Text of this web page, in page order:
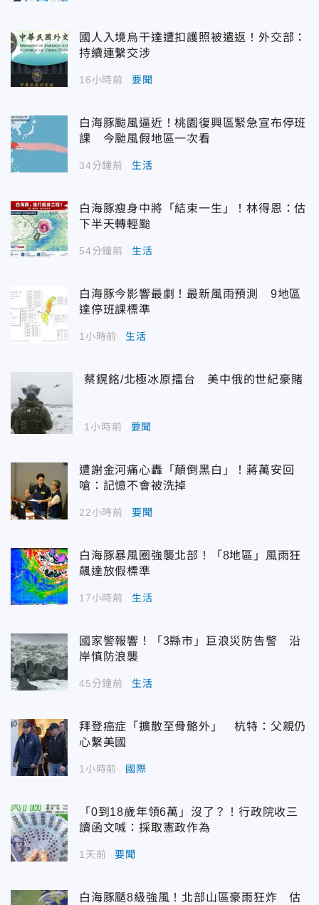
國人入境烏干達遭扣護照被遣返！外交部：
持續連繫交涉
16小時前 要聞
白海豚颱風逼近！桃園復興區緊急宣布停班
課 今颱風假地區一次看
34分鐘前 生活
白海豚瘦身中將「結束一生」！林得恩：估
下半天轉輕颱
54分鐘前 生活
白海豚今影響最劇！最新風雨預測 9地區
達停班課標準
1小時前 生活
蔡鎤銘/北極冰原擂台 美中俄的世紀豪賭
1小時前 要聞
遭謝金河痛心轟「顛倒黑白」！蔣萬安回
嗆：記憶不會被洗掉
22小時前 要聞
白海豚暴風圈強襲北部！「8地區」風雨狂
飆達放假標準
17小時前 生活
國家警報響！「3縣市」巨浪災防告警 沿
岸慎防浪襲
45分鐘前 生活
拜登癌症「擴散至骨骼外」 杭特：父親仍
心繫美國
1小時前 國際
「0到18歲年領6萬」沒了？！行政院收三
讀函文喊：採取憲政作為
1天前 要聞
白海豚颳8級強風！北部山區豪雨狂炸 估